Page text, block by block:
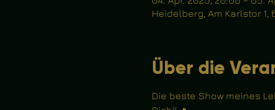
Heidelberg, Am Karlstor 1,
Über die
Die beste Show meines